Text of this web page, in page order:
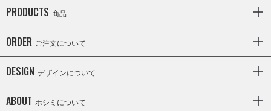
PRODUCTS 商品
ORDER ご注文について
DESIGN デザインについて
ABOUT ホシミについて